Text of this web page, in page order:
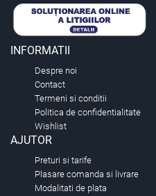
INFORMATII
Despre noi
Contact
Termeni si conditii
Politica de confidentialitate
Wishlist
AJUTOR
Preturi si tarife
Plasare comanda si livrare
Modalitati de plata